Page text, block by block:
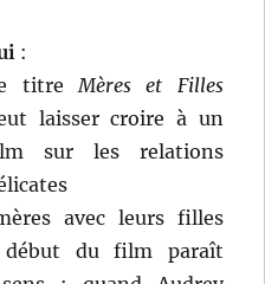
:
titreMères et Filles
laisser croire à un
sur les relations
avec leurs filles
début du film paraît